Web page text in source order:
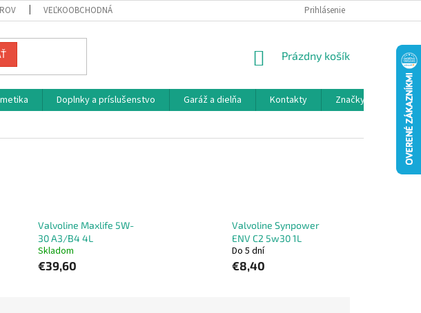
VEĽKOOBCHODNÁ SPOLUPRÁCA OCHRANA OSOBNÝCH
Prihlásenie
NÁKUPNÝ
Prázdny košík
Doplnky a príslušenstvo Garáž a dielňa Kontakty
Značky
Valvoline Maxlife 5W-
30 A3/B4 4L
Skladom
€39,60
Valvoline Synpower
ENV C2 5w30 1L
Do 5 dní
€8,40